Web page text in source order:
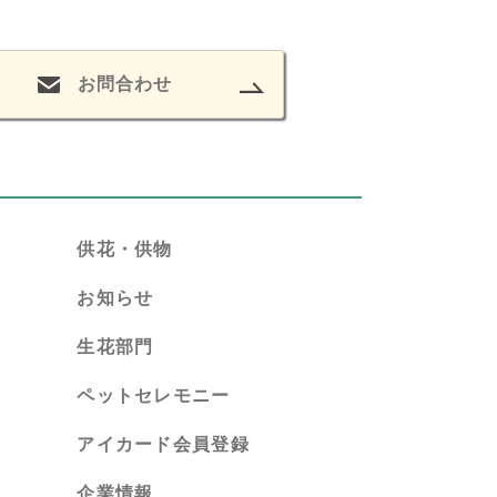
お問合わせ
供花・供物
お知らせ
生花部門
ペットセレモニー
アイカード会員登録